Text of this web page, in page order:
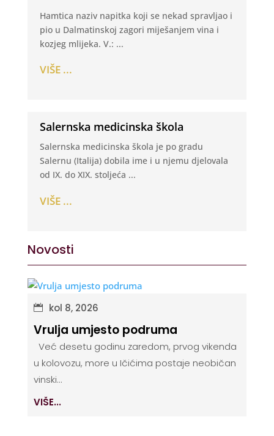
Hamtica naziv napitka koji se nekad spravljao i
pio u Dalmatinskoj zagori miješanjem vina i
kozjeg mlijeka. V.: ...
VIŠE ...
Salernska medicinska škola
Salernska medicinska škola je po gradu
Salernu (Italija) dobila ime i u njemu djelovala
od IX. do XIX. stoljeća ...
VIŠE ...
Novosti
kol 8, 2026
Vrulja umjesto podruma
Već desetu godinu zaredom, prvog vikenda
u kolovozu, more u Ičićima postaje neobičan
vinski...
VIŠE...